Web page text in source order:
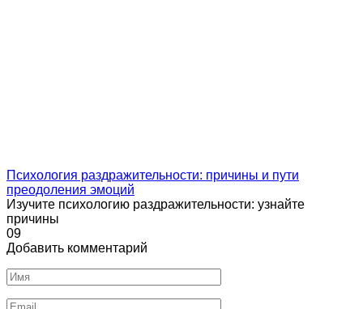
Психология раздражительности: причины и пути
преодоления эмоций
Изучите психологию раздражительности: узнайте
причины
09
Добавить комментарий
Имя
Email